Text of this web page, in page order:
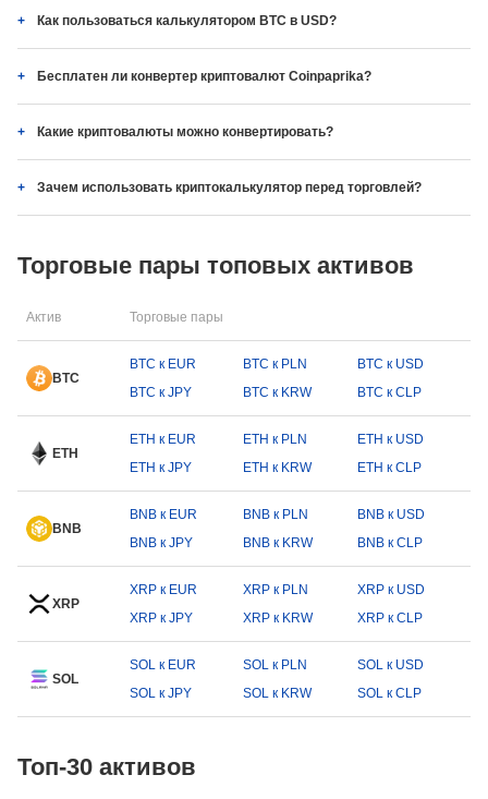
Как пользоваться калькулятором BTC в USD?
Бесплатен ли конвертер криптовалют Coinpaprika?
Какие криптовалюты можно конвертировать?
Зачем использовать криптокалькулятор перед торговлей?
Торговые пары топовых активов
Актив Торговые пары
BTC
BTC к EUR BTC к PLN
BTC к USD
BTC к JPY
BTC к KRW BTC к CLP
ETH
ETH к EUR ETH к PLN
ETH к USD
ETH к JPY
ETH к KRW ETH к CLP
BNB
BNB к EUR BNB к PLN
BNB к USD
BNB к JPY
BNB к KRW BNB к CLP
XRP
XRP к EUR XRP к PLN
XRP к USD
XRP к JPY
XRP к KRW XRP к CLP
SOL
SOL к EUR SOL к PLN
SOL к USD
SOL к JPY
SOL к KRW SOL к CLP
Топ-30 активов